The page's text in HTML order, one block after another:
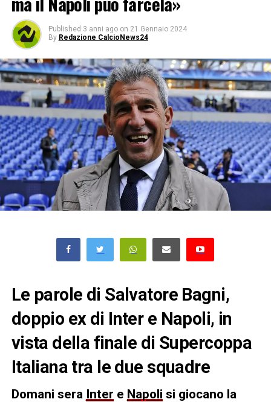
Published 3 anni ago on 21 Gennaio 2024
By Redazione CalcioNews24
Le parole di Salvatore Bagni,
doppio ex di Inter e Napoli, in
vista della finale di Supercoppa
Italiana tra le due squadre
Domani sera Inter e Napoli si giocano la